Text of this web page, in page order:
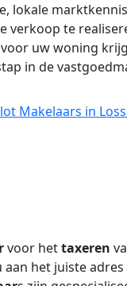
lokale
verkoop te
uw woning
in de
Makelaars in
voor hettaxeren
aan het juiste